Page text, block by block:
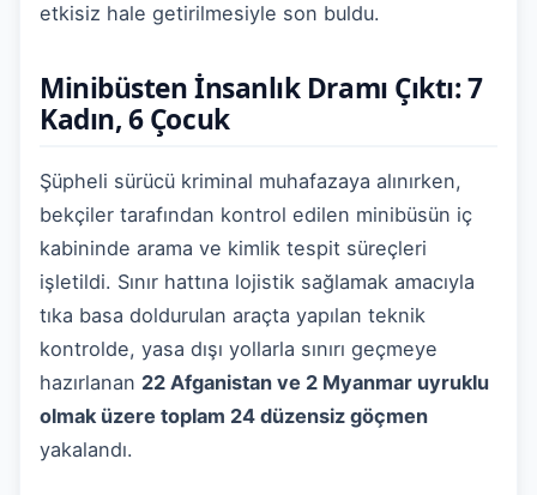
etkisiz hale getirilmesiyle son buldu.
Minibüsten İnsanlık Dramı Çıktı: 7
Kadın, 6 Çocuk
Şüpheli sürücü kriminal muhafazaya alınırken,
bekçiler tarafından kontrol edilen minibüsün iç
kabininde arama ve kimlik tespit süreçleri
işletildi. Sınır hattına lojistik sağlamak amacıyla
tıka basa doldurulan araçta yapılan teknik
kontrolde, yasa dışı yollarla sınırı geçmeye
hazırlanan 22 Afganistan ve 2 Myanmar uyruklu
olmak üzere toplam 24 düzensiz göçmen
yakalandı.